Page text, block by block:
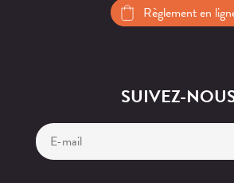
Règlement en
SUIVEZ-